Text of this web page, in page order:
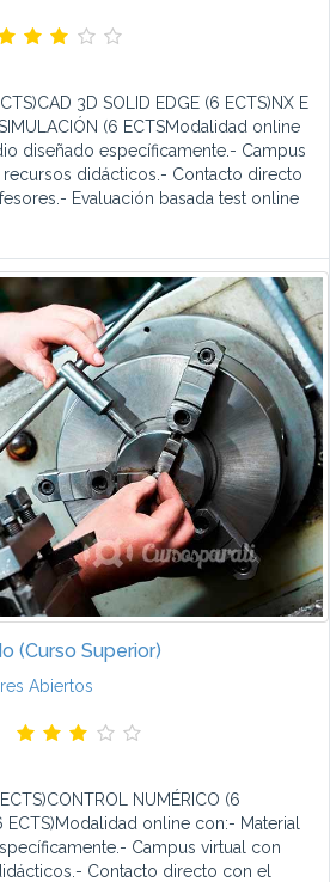
3D SOLID EDGE (6 ECTS)NX E
(6 ECTSModalidad online
diseñado específicamente.- Campus
didácticos.- Contacto directo
Evaluación basada test online
(Curso Superior)
Abiertos
NUMÉRICO (6
ECTS)Modalidad online con:- Material
Campus virtual con
Contacto directo con el